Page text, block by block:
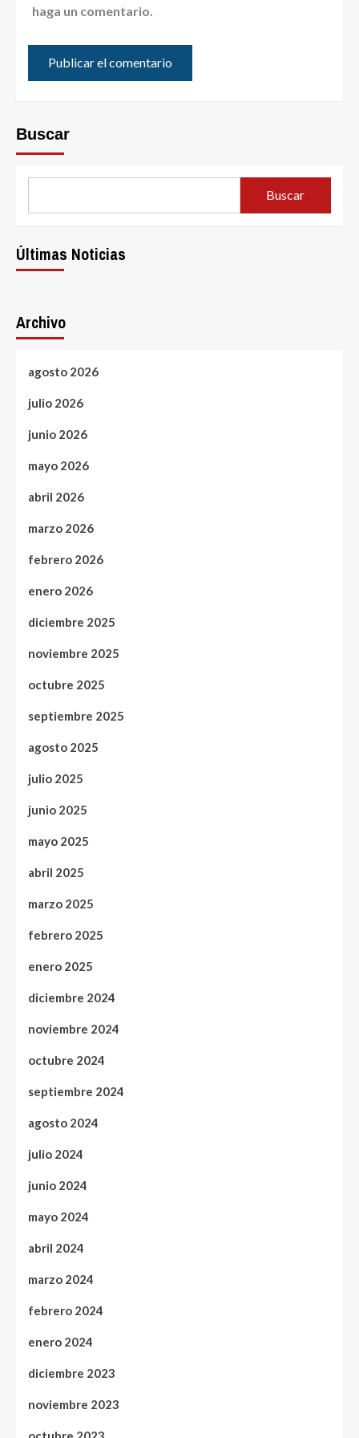
haga un comentario.
Buscar
Buscar
Últimas Noticias
Archivo
agosto 2026
julio 2026
junio 2026
mayo 2026
abril 2026
marzo 2026
febrero 2026
enero 2026
diciembre 2025
noviembre 2025
octubre 2025
septiembre 2025
agosto 2025
julio 2025
junio 2025
mayo 2025
abril 2025
marzo 2025
febrero 2025
enero 2025
diciembre 2024
noviembre 2024
octubre 2024
septiembre 2024
agosto 2024
julio 2024
junio 2024
mayo 2024
abril 2024
marzo 2024
febrero 2024
enero 2024
diciembre 2023
noviembre 2023